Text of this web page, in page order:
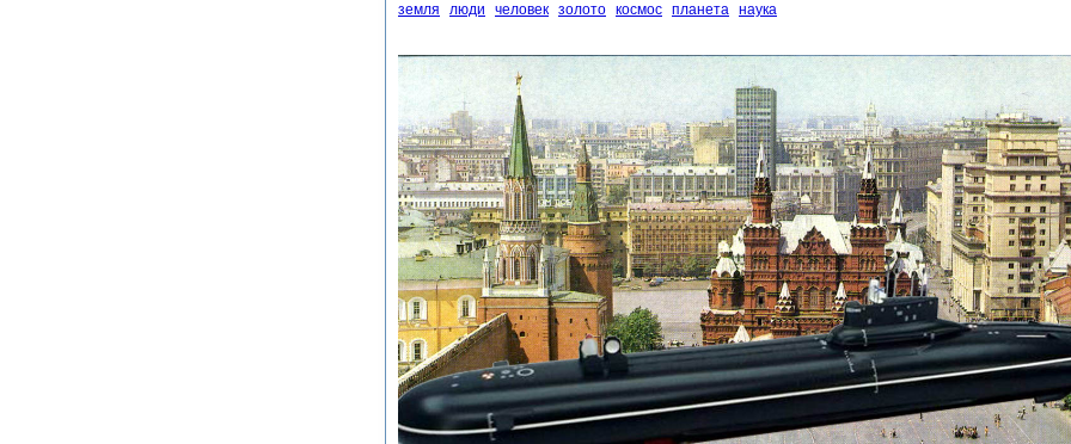
земля люди человек золото космос планета наука